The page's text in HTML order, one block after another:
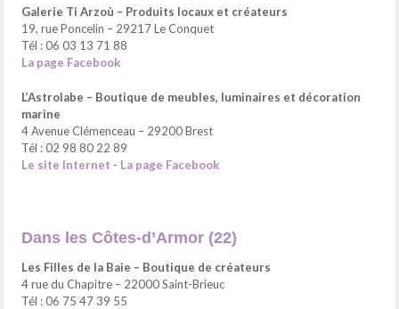
Galerie Ti Arzoù – Produits locaux et créateurs
19, rue Poncelin – 29217 Le Conquet
Tél : 06 03 13 71 88
La page Facebook
L’Astrolabe – Boutique de meubles, luminaires et décoration
marine
4 Avenue Clémenceau – 29200 Brest
Tél : 02 98 80 22 89
Le site Internet - La page Facebook
Dans les Côtes-d’Armor (22)
Les Filles de la Baie – Boutique de créateurs
4 rue du Chapitre – 22000 Saint-Brieuc
Tél : 06 75 47 39 55